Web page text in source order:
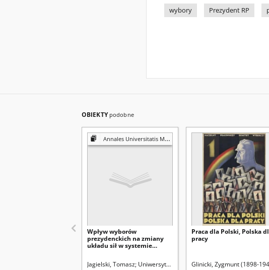
wybory
Prezydent RP
OBIEKTY podobne
Annales Universitatis Mariae Curie-Skłodowska. Sectio K, Politologia
Wpływ wyborów
prezydenckich na zmiany
układu sił w systemie
Jagielski, Tomasz Uniwersytet Marii Curie-Skłodowskiej (Lublin)
Praca dla Polski, Polska
pracy
Glinicki, Zygmunt (1898-